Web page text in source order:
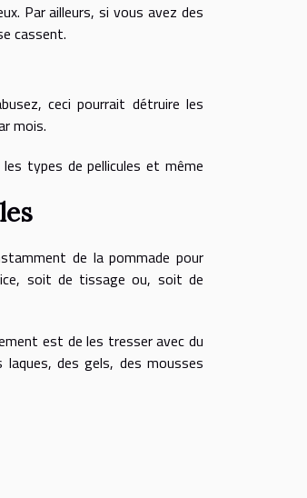
Par ailleurs, si vous avez des
cassent.
ceci pourrait détruire les
mois.
types de pellicules et même
de la pommade pour
soit de tissage ou, soit de
est de les tresser avec du
des gels, des mousses